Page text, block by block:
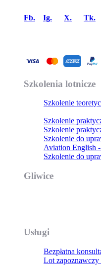
Fb.
Ig. X. Tk.
Szkolenia lotnicze
Szkolenie
Szkolenie
Szkolenie
Szkolenie do
Aviation English
Szkolenie do
Gliwice
Usługi
Bezpłatna
Lot zapoznawczy